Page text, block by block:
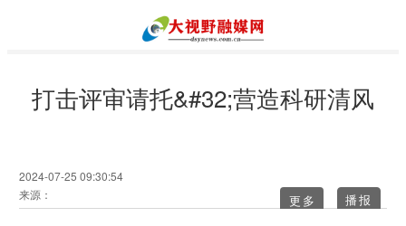
打击评审请托&#32;营造科研清风
2024-07-25 09:30:54
来源：
更多